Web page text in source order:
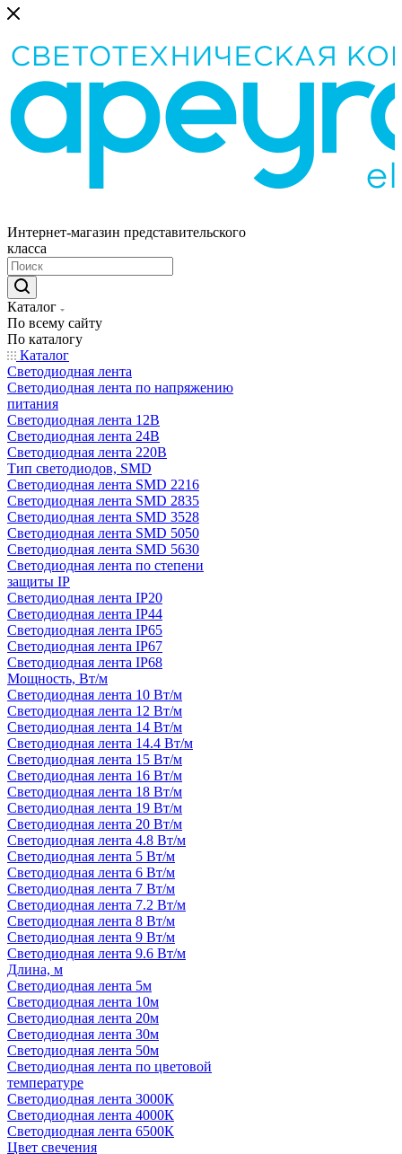
Интернет-магазин представительского
класса
Каталог
По всему сайту
По каталогу
Каталог
Светодиодная лента
Светодиодная лента по напряжению
питания
Светодиодная лента 12В
Светодиодная лента 24В
Светодиодная лента 220В
Тип светодиодов, SMD
Cветодиодная лента SMD 2216
Светодиодная лента SMD 2835
Светодиодная лента SMD 3528
Светодиодная лента SMD 5050
Светодиодная лента SMD 5630
Светодиодная лента по степени
защиты IP
Светодиодная лента IP20
Светодиодная лента IP44
Светодиодная лента IP65
Светодиодная лента IP67
Светодиодная лента IP68
Мощность, Вт/м
Светодиодная лента 10 Вт/м
Светодиодная лента 12 Вт/м
Светодиодная лента 14 Вт/м
Светодиодная лента 14.4 Вт/м
Светодиодная лента 15 Вт/м
Светодиодная лента 16 Вт/м
Светодиодная лента 18 Вт/м
Светодиодная лента 19 Вт/м
Светодиодная лента 20 Вт/м
Светодиодная лента 4.8 Вт/м
Светодиодная лента 5 Вт/м
Светодиодная лента 6 Вт/м
Светодиодная лента 7 Вт/м
Светодиодная лента 7.2 Вт/м
Светодиодная лента 8 Вт/м
Светодиодная лента 9 Вт/м
Светодиодная лента 9.6 Вт/м
Длина, м
Светодиодная лента 5м
Светодиодная лента 10м
Светодиодная лента 20м
Светодиодная лента 30м
Светодиодная лента 50м
Светодиодная лента по цветовой
температуре
Светодиодная лента 3000К
Светодиодная лента 4000К
Светодиодная лента 6500К
Цвет свечения